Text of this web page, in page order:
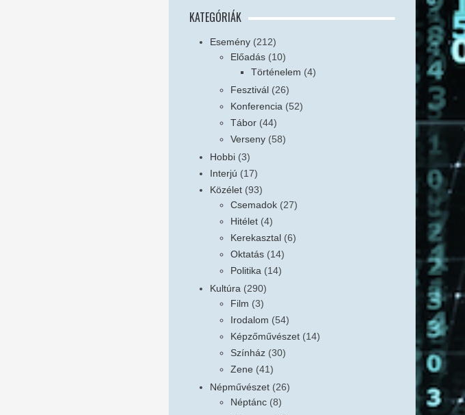
KATEGÓRIÁK
Esemény (212)
Előadás (10)
Történelem (4)
Fesztivál (26)
Konferencia (52)
Tábor (44)
Verseny (58)
Hobbi (3)
Interjú (17)
Közélet (93)
Csemadok (27)
Hitélet (4)
Kerekasztal (6)
Oktatás (14)
Politika (14)
Kultúra (290)
Film (3)
Irodalom (54)
Képzőművészet (14)
Színház (30)
Zene (41)
Népművészet (26)
Néptánc (8)